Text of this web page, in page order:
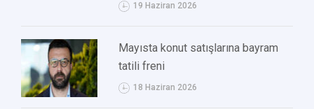
19 Haziran 2026
Mayısta konut satışlarına bayram
tatili freni
18 Haziran 2026